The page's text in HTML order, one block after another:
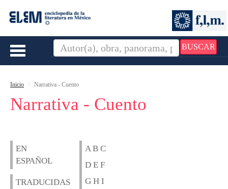
BUSCAR
Toggle
Inicio Narrativa - Cuento
Narrativa - Cuento
EN
ESPAÑOL
TRADUCIDAS
A B C
D E F
G H I